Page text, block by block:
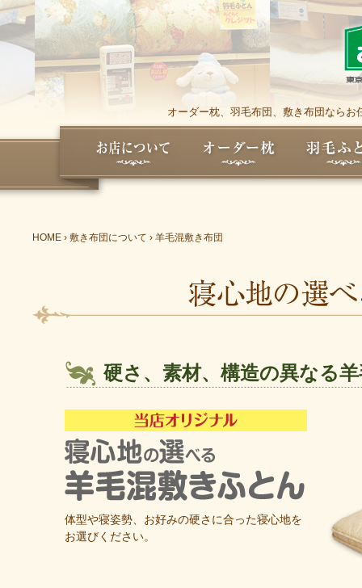
オーダー枕、羽毛布団、敷き布団なら
HOME › 敷き布団について › 羊毛混敷き布団
硬さ、素材、構造の異なる
体型や寝姿勢、お好みの硬さに合った寝心地を
お選びください。